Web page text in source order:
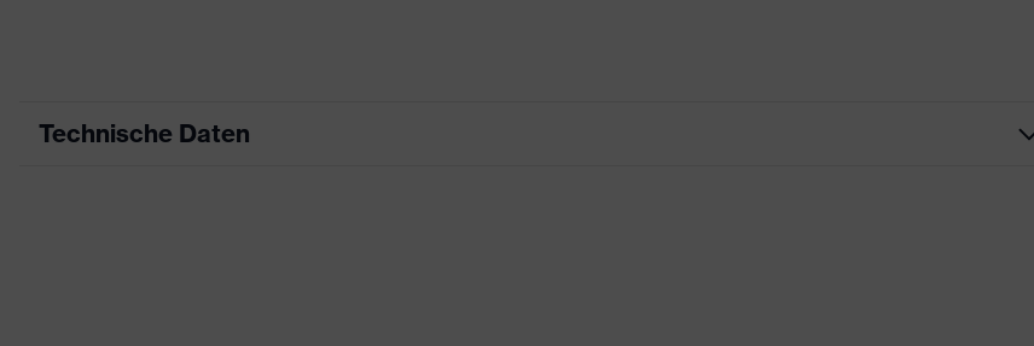
Technische Daten